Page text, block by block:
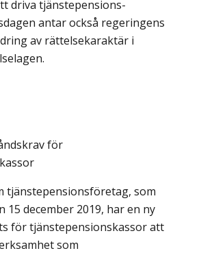
driva tjänstepensions-
antar också regeringens
av rättelsekaraktär i
för
tjänstepensionsföretag, som
15 december 2019, har en ny
för tjänstepensionskassor att
som